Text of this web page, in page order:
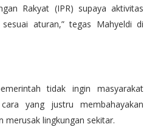
Rakyat (IPR) supaya aktivitas
aturan,” tegas Mahyeldi di
tidak ingin masyarakat
yang justru membahayakan
merusak lingkungan sekitar.